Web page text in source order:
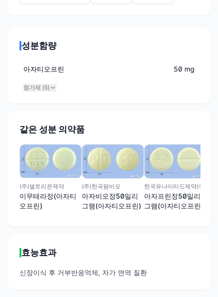
성분함량
아자티오프린 50 mg
첨가제 (5)
같은 성분 의약품
(주)셀트리온제약
이무테라정(아자티
오프린)
(주)한국팜비오
아자비오정50밀리
그램(아자티오프린)
한국유나이티드제약(주)
아자프린정50밀리
그램(아자티오프린)
효능효과
신장이식 후 거부반응억제, 자가 면역 질환